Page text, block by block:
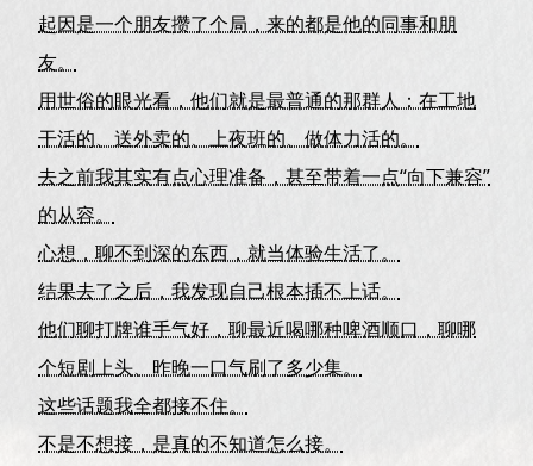
起因是一个朋友攒了个局，来的都是他的同事和朋
友。
用世俗的眼光看，他们就是最普通的那群人：在工地
干活的、送外卖的、上夜班的、做体力活的。
去之前我其实有点心理准备，甚至带着一点“向下兼容”
的从容。
心想，聊不到深的东西，就当体验生活了。
结果去了之后，我发现自己根本插不上话。
他们聊打牌谁手气好，聊最近喝哪种啤酒顺口，聊哪
个短剧上头、昨晚一口气刷了多少集。
这些话题我全都接不住。
不是不想接，是真的不知道怎么接。